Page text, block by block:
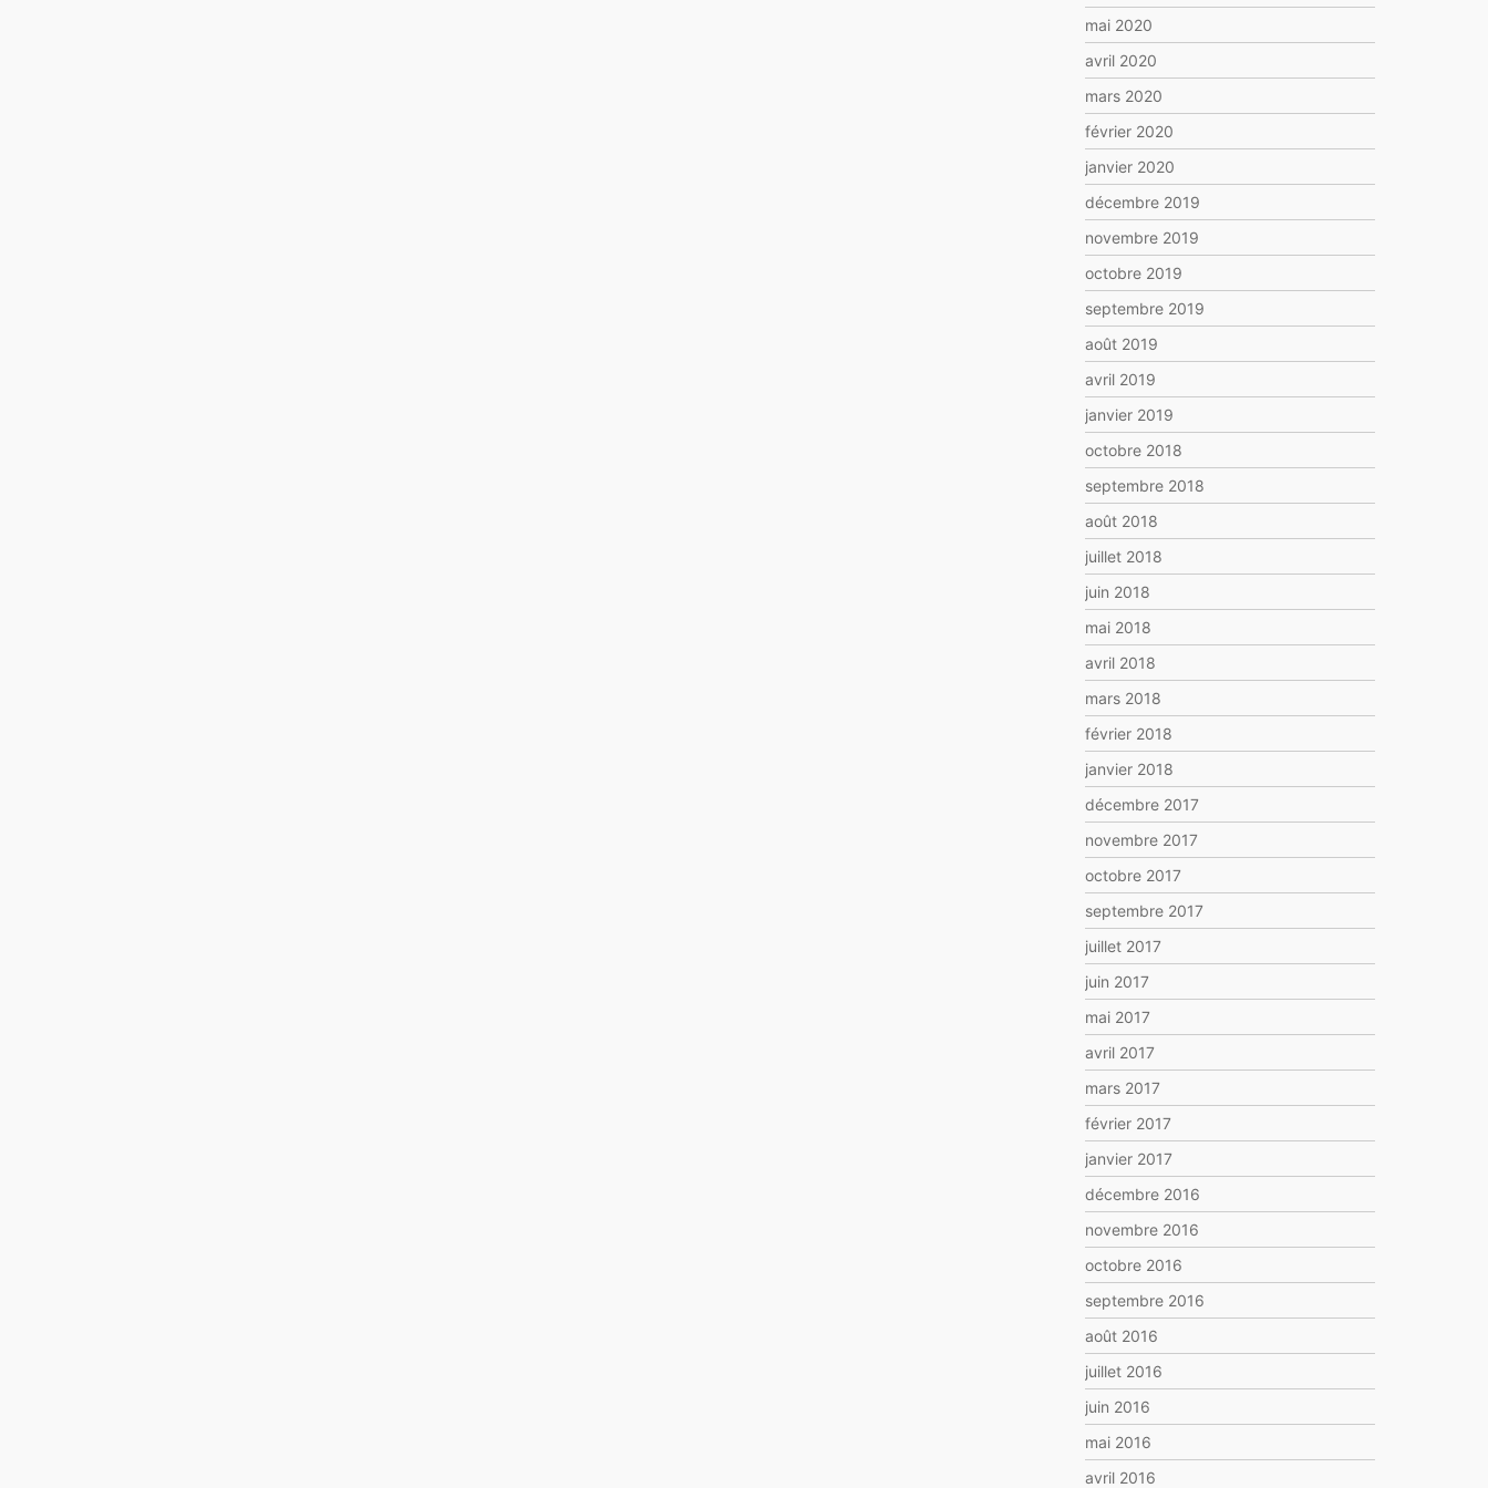
mai 2020
avril 2020
mars 2020
février 2020
janvier 2020
décembre 2019
novembre 2019
octobre 2019
septembre 2019
août 2019
avril 2019
janvier 2019
octobre 2018
septembre 2018
août 2018
juillet 2018
juin 2018
mai 2018
avril 2018
mars 2018
février 2018
janvier 2018
décembre 2017
novembre 2017
octobre 2017
septembre 2017
juillet 2017
juin 2017
mai 2017
avril 2017
mars 2017
février 2017
janvier 2017
décembre 2016
novembre 2016
octobre 2016
septembre 2016
août 2016
juillet 2016
juin 2016
mai 2016
avril 2016